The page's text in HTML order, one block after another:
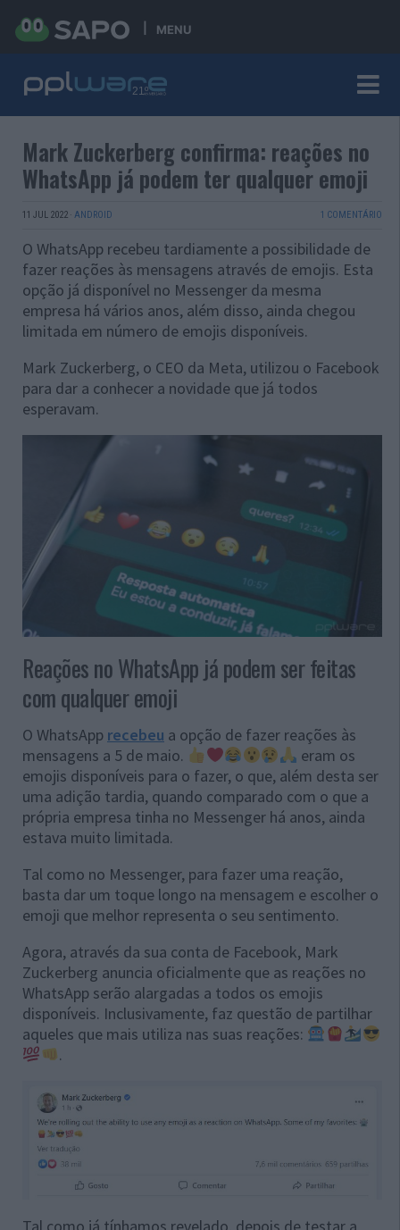
MENU
Mark Zuckerberg confirma: reações no
WhatsApp já podem ter qualquer emoji
11 JUL 2022 · ANDROID 1 COMENTÁRIO
O WhatsApp recebeu tardiamente a possibilidade de
fazer reações às mensagens através de emojis. Esta
opção já disponível no Messenger da mesma
empresa há vários anos, além disso, ainda chegou
limitada em número de emojis disponíveis.
Mark Zuckerberg, o CEO da Meta, utilizou o Facebook
para dar a conhecer a novidade que já todos
esperavam.
Reações no WhatsApp já podem ser feitas
com qualquer emoji
O WhatsApp recebeu a opção de fazer reações às
mensagens a 5 de maio.
eram os
emojis disponíveis para o fazer, o que, além desta ser
uma adição tardia, quando comparado com o que a
própria empresa tinha no Messenger há anos, ainda
estava muito limitada.
Tal como no Messenger, para fazer uma reação,
basta dar um toque longo na mensagem e escolher o
emoji que melhor representa o seu sentimento.
Agora, através da sua conta de Facebook, Mark
Zuckerberg anuncia oficialmente que as reações no
WhatsApp serão alargadas a todos os emojis
disponíveis. Inclusivamente, faz questão de partilhar
aqueles que mais utiliza nas suas reações:
.